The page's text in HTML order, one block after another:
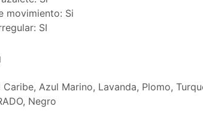
movimiento: Si
SI
Caribe, Azul Marino, Lavanda, Plomo,
Negro